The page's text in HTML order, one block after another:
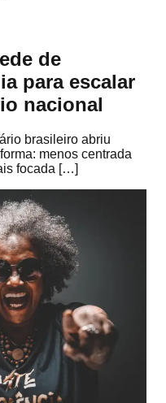
de
para escalar
nacional
brasileiro abriu
menos centrada
focada […]